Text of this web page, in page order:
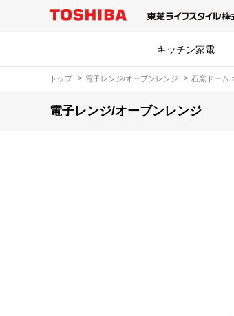
キッチン家電
トップ 電子レンジ/オーブンレンジ 石窯ドーム
電子レンジ/オーブンレンジ